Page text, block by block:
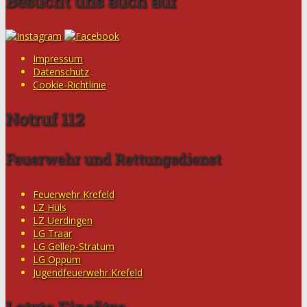
Impressum
Datenschutz
Cookie-Richtlinie
Notruf 112
Feuerwehr und Rettungsdienst
Feuerwehr Krefeld
LZ Hüls
LZ Uerdingen
LG Traar
LG Gellep-Stratum
LG Oppum
Jugendfeuerwehr Krefeld